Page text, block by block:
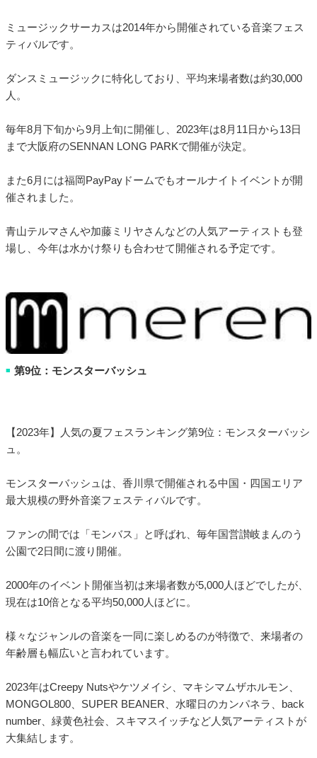
ミュージックサーカスは2014年から開催されている音楽フェス
ティバルです。
ダンスミュージックに特化しており、平均来場者数は約30,000
人。
毎年8月下旬から9月上旬に開催し、2023年は8月11日から13日
まで大阪府のSENNAN LONG PARKで開催が決定。
また6月には福岡PayPayドームでもオールナイトイベントが開
催されました。
青山テルマさんや加藤ミリヤさんなどの人気アーティストも登
場し、今年は水かけ祭りも合わせて開催される予定です。
■ 第9位：モンスターバッシュ
【2023年】人気の夏フェスランキング第9位：モンスターバッシ
ュ。
モンスターバッシュは、香川県で開催される中国・四国エリア
最大規模の野外音楽フェスティバルです。
ファンの間では「モンバス」と呼ばれ、毎年国営讃岐まんのう
公園で2日間に渡り開催。
2000年のイベント開催当初は来場者数が5,000人ほどでしたが、
現在は10倍となる平均50,000人ほどに。
様々なジャンルの音楽を一同に楽しめるのが特徴で、来場者の
年齢層も幅広いと言われています。
2023年はCreepy Nutsやケツメイシ、マキシマムザホルモン、
MONGOL800、SUPER BEANER、水曜日のカンパネラ、back
number、緑黄色社会、スキマスイッチなど人気アーティストが
大集結します。